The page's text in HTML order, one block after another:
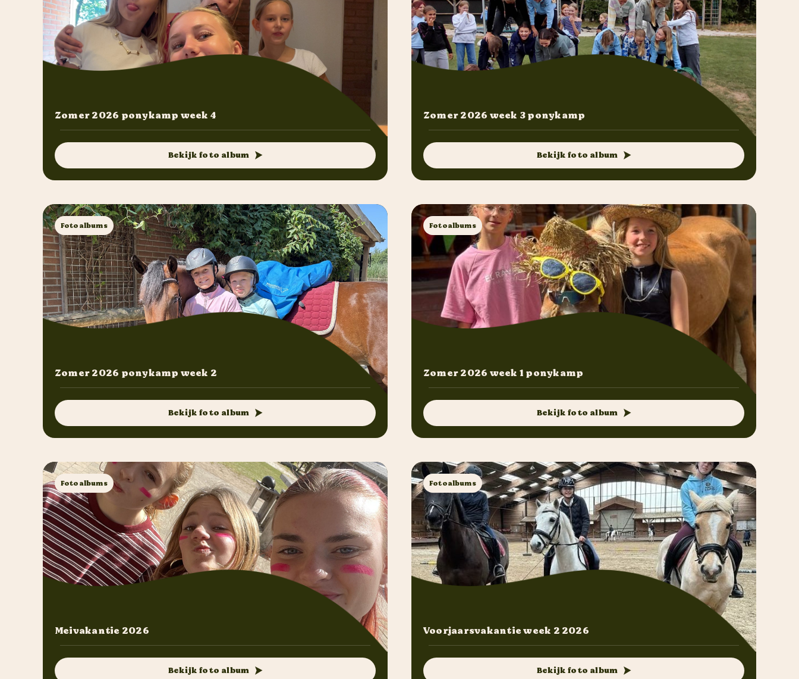
Zomer 2026 ponykamp week 4
Bekijk foto album
Zomer 2026 week 3 ponykamp
Bekijk foto album
Fotoalbums
Zomer 2026 ponykamp week 2
Bekijk foto album
Fotoalbums
Zomer 2026 week 1 ponykamp
Bekijk foto album
Fotoalbums
Meivakantie 2026
Bekijk foto album
Fotoalbums
Voorjaarsvakantie week 2 2026
Bekijk foto album